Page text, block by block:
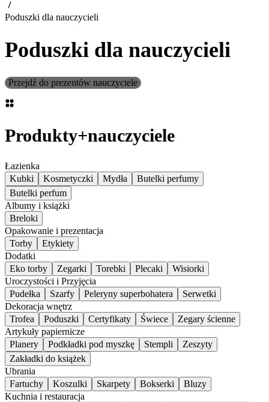
Poduszki dla nauczycieli
Poduszki dla nauczycieli
Przejdź do prezentów nauczyciele
Produkty+nauczyciele
Łazienka
Kubki
Kosmetyczki Mydła
Butelki perfumy
Butelki perfum
Albumy i książki
Breloki
Opakowanie i prezentacja
Torby
Etykiety
Dodatki
Eko torby
Zegarki Torebki Plecaki
Wisiorki
Uroczystości i Przyjęcia
Pudełka
Szarfy Peleryny superbohatera
Serwetki
Dekoracja wnętrz
Trofea
Poduszki Certyfikaty Świece
Zegary ścienne
Artykuły papiernicze
Planery
Podkładki pod myszkę Stempli
Zeszyty
Zakładki do książek
Ubrania
Fartuchy
Koszulki Skarpety Bokserki
Bluzy
Kuchnia i restauracja